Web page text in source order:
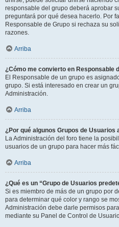
responsable del grupo deberá aprobar
preguntará por qué desea hacerlo. Por
Responsable de Grupo si rechaza su
razones.
Arriba
¿Cómo me convierto en Responsable
El Responsable de un grupo es
grupo. Si está interesado en crear un
Administración.
Arriba
¿Por qué algunos Grupos de
La Administración del foro tiene la
usuarios de un grupo para hacer más
Arriba
¿Qué es un “Grupo de Usuarios
Si es miembro de más de un grupo por
para determinar qué color y rango se
Administración debe darle permisos
mediante su Panel de Control de